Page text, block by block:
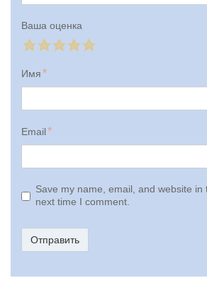
Ваша оценка
Имя
Email
Save my name, email, and website in
next time I comment.
Отправить